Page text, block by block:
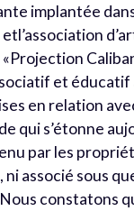
implantée
et éducatif
en relation
qui s’étonne
par les
ni associé sous
constatons